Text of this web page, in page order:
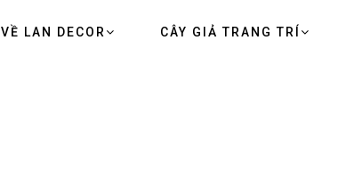
VỀ LAN DECOR CÂY GIẢ TRANG TRÍ